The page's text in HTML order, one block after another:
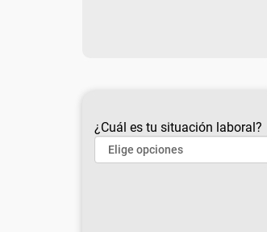
¿Cuál es tu situación laboral?